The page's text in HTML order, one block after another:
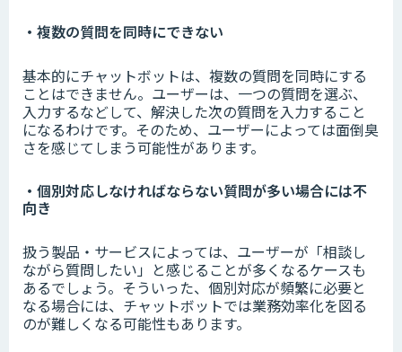
・複数の質問を同時にできない
基本的にチャットボットは、複数の質問を同時にする
ことはできません。ユーザーは、一つの質問を選ぶ、
入力するなどして、解決した次の質問を入力すること
になるわけです。そのため、ユーザーによっては面倒臭
さを感じてしまう可能性があります。
・個別対応しなければならない質問が多い場合には不
向き
扱う製品・サービスによっては、ユーザーが「相談し
ながら質問したい」と感じることが多くなるケースも
あるでしょう。そういった、個別対応が頻繁に必要と
なる場合には、チャットボットでは業務効率化を図る
のが難しくなる可能性もあります。